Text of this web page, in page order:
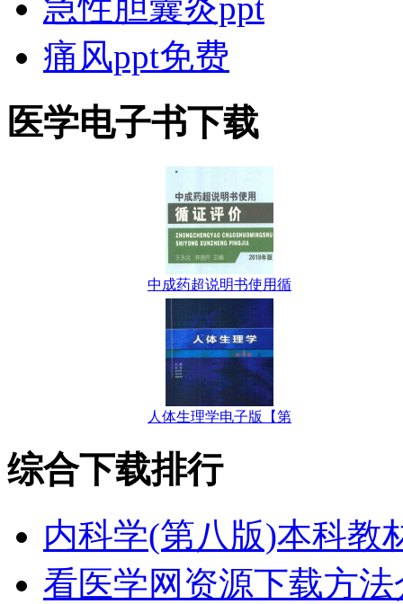
急性胆囊炎ppt
痛风ppt免费
医学电子书下载
中成药超说明书使用循
人体生理学电子版【第
综合下载排行
内科学(第八版)本科教
看医学网资源下载方法